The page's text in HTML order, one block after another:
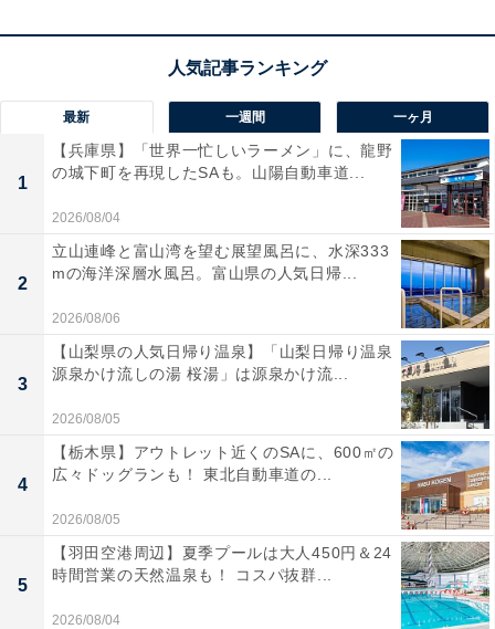
デノン Denon RCD-N12 ネットワークCDレシーバー
Amazonで見る
「テレビの音が劇的に変わった」。「RCD-N12 ホ
ワイト」に届いた口コミは？
最新 一週間 一ヶ月
1
【兵庫県】「世界一忙しいラーメン」に、龍野
の城下町を再現したSAも。山陽自動車道...
2026/08/04
2
立山連峰と富山湾を望む展望風呂に、水深333
mの海洋深層水風呂。富山県の人気日帰...
2026/08/06
3
【山梨県の人気日帰り温泉】「山梨日帰り温泉
源泉かけ流しの湯 桜湯」は源泉かけ流...
2026/08/05
4
【栃木県】アウトレット近くのSAに、600㎡の
広々ドッグランも！ 東北自動車道の...
2026/08/05
5
【羽田空港周辺】夏季プールは大人450円＆24
時間営業の天然温泉も！ コスパ抜群...
2026/08/04